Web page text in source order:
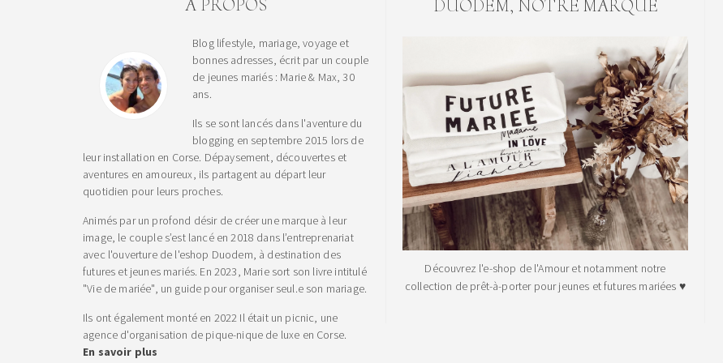
A PROPOS
Blog lifestyle, mariage, voyage et
bonnes adresses, écrit par un couple
de jeunes mariés : Marie & Max, 30
ans.
Ils se sont lancés dans l'aventure du
blogging en septembre 2015 lors de
leur installation en Corse. Dépaysement, découvertes et
aventures en amoureux, ils partagent au départ leur
quotidien pour leurs proches.
Animés par un profond désir de créer une marque à leur
image, le couple s’est lancé en 2018 dans l’entreprenariat
avec l'ouverture de l'eshop Duodem, à destination des
futures et jeunes mariés. En 2023, Marie sort son livre intitulé
"Vie de mariée", un guide pour organiser seul.e son mariage.
Ils ont également monté en 2022 Il était un picnic, une
agence d'organisation de pique-nique de luxe en Corse.
En savoir plus
DUODEM, NOTRE MARQUE
Découvrez l'e-shop de l'Amour et notamment notre
collection de prêt-à-porter pour jeunes et futures mariées ♥